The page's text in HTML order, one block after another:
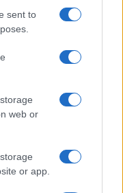
sent to
web or
or app.
delle mete più